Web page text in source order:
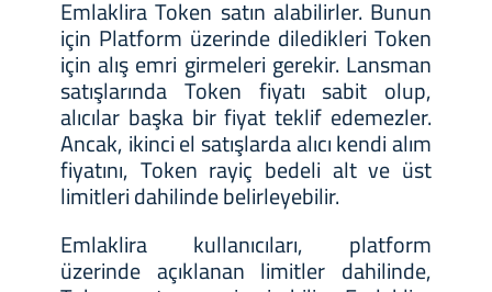
Emlaklira Token satın alabilirler. Bunun
için Platform üzerinde diledikleri Token
için alış emri girmeleri gerekir. Lansman
satışlarında Token fiyatı sabit olup,
alıcılar başka bir fiyat teklif edemezler.
Ancak, ikinci el satışlarda alıcı kendi alım
fiyatını, Token rayiç bedeli alt ve üst
limitleri dahilinde belirleyebilir.
Emlaklira kullanıcıları, platform
üzerinde açıklanan limitler dahilinde,